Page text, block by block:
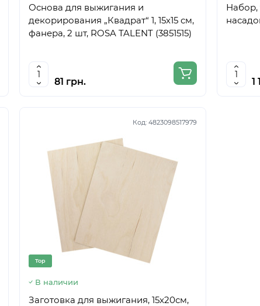
Основа для выжигания и
декорирования „Квадрат“ 1, 15х15 см,
фанера, 2 шт, ROSA TALENT (3851515)
81 грн.
Набор,
1
Код: 4823098517979
Top
В наличии
Заготовка для выжигания, 15x20см,